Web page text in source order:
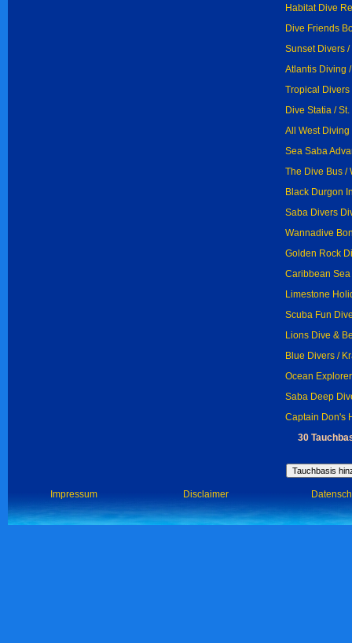
Habitat Dive
Dive Friends
Sunset Divers
Atlantis Diving
Tropical
Dive Statia /
All West Diving
Sea Saba
The Dive Bus /
Black Durgon
Saba Divers
Wannadive
Golden Rock
Caribbean
Limestone
Scuba Fun
Lions Dive &
Blue Divers /
Ocean
Saba Deep
Captain Don's
30
Impressum Disclaimer